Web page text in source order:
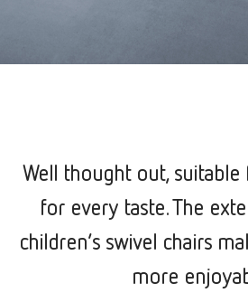
Well thought out,
for every taste. The
children’s swivel chairs
more